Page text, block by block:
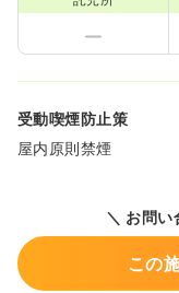
受動喫煙防止策
屋内原則禁煙
＼ お問い
この